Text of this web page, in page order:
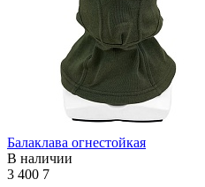
Балаклава огнестойкая
В наличии
3 400 7